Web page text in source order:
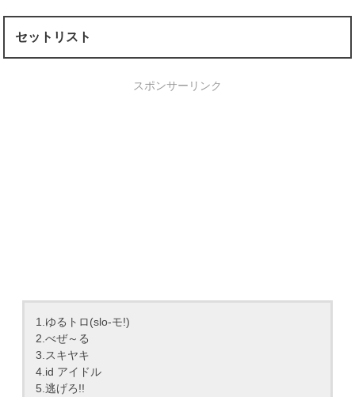
セットリスト
スポンサーリンク
1.ゆるトロ(slo-モ!)
2.べぜ～る
3.スキヤキ
4.id アイドル
5.逃げろ!!